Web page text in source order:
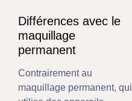
Différences avec le
maquillage
permanent
Contrairement au
maquillage permanent, qui